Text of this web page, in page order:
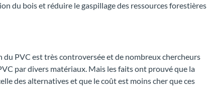
du bois et réduire le gaspillage des ressources forestières
du PVC est très controversée et de nombreux chercheurs
par divers matériaux. Mais les faits ont prouvé que la
des alternatives et que le coût est moins cher que ces